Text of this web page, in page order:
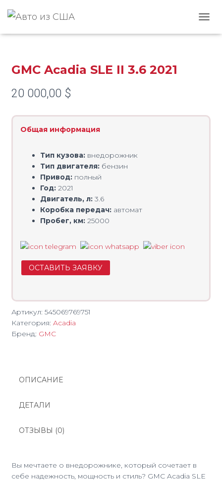
GMC Acadia SLE II 3.6 2021
20 000,00 $
Общая информация
Тип кузова: внедорожник
Тип двигателя: бензин
Привод: полный
Год: 2021
Двигатель, л: 3.6
Коробка передач: автомат
Пробег, км: 25000
ОСТАВИТЬ ЗАЯВКУ
Артикул: 545069769751
Категория: Acadia
Бренд: GMC
ОПИСАНИЕ
ДЕТАЛИ
ОТЗЫВЫ (0)
Вы мечтаете о внедорожнике, который сочетает в
себе надежность, мощность и стиль? GMC Acadia SLE